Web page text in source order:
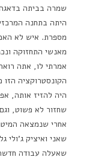
שמרה בביתה
היתה בתחנה
מספרת. איש לא
מאנשי התחזוקה
אמרתי לו, אתה
היה להזיז אותה,
שחזור לא פשוט,
אחרי שנמצאה
שאני ואיציק ג'ולי
שאעלה עבודה